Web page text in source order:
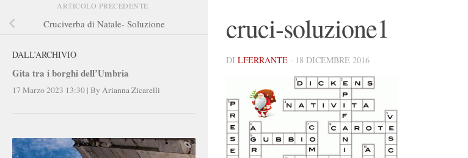
cruci-soluzione1
DI LFERRANTE · 18 DICEMBRE 2016
ARTICOLO PRECEDENTE
Cruciverba di Natale- Soluzione
DALL’ARCHIVIO
Gita tra i borghi dell’Umbria
17 Marzo 2023 13:30 | By Arianna Zicarelli